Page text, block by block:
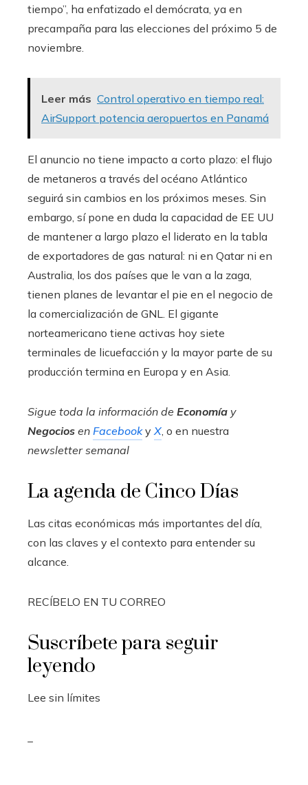
tiempo”, ha enfatizado el demócrata, ya en
precampaña para las elecciones del próximo 5 de
noviembre.
Leer más Control operativo en tiempo real:
AirSupport potencia aeropuertos en Panamá
El anuncio no tiene impacto a corto plazo: el flujo
de metaneros a través del océano Atlántico
seguirá sin cambios en los próximos meses. Sin
embargo, sí pone en duda la capacidad de EE UU
de mantener a largo plazo el liderato en la tabla
de exportadores de gas natural: ni en Qatar ni en
Australia, los dos países que le van a la zaga,
tienen planes de levantar el pie en el negocio de
la comercialización de GNL. El gigante
norteamericano tiene activas hoy siete
terminales de licuefacción y la mayor parte de su
producción termina en Europa y en Asia.
Sigue toda la información de Economía y
Negocios en FacebookyX, o en nuestra
newsletter semanal
La agenda de Cinco Días
Las citas económicas más importantes del día,
con las claves y el contexto para entender su
alcance.
RECÍBELO EN TU CORREO
Suscríbete para seguir
leyendo
Lee sin límites